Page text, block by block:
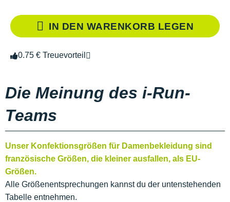
IN DEN WARENKORB LEGEN
0.75 € Treuevorteil
Die Meinung des i-Run-
Teams
Unser Konfektionsgrößen für Damenbekleidung sind
französische Größen, die kleiner ausfallen, als EU-
Größen.
Alle Größenentsprechungen kannst du der untenstehenden
Tabelle entnehmen.